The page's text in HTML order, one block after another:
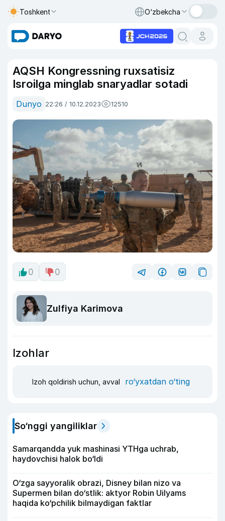
Toshkent O‘zbekcha
AQSH Kongressning ruxsatisiz
Isroilga minglab snaryadlar sotadi
Dunyo 22:26 / 10.12.2023 12510
0 0
Zulfiya Karimova
Izohlar
Izoh qoldirish uchun, avval ro‘yxatdan o‘ting
So‘nggi yangiliklar
Samarqandda yuk mashinasi YTHga uchrab,
haydovchisi halok bo‘ldi
O‘zga sayyoralik obrazi, Disney bilan nizo va
Supermen bilan do‘stlik: aktyor Robin Uilyams
haqida ko‘pchilik bilmaydigan faktlar